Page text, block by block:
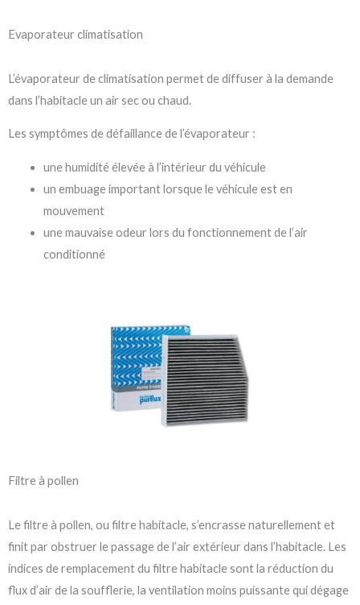
Evaporateur climatisation
L’évaporateur de climatisation permet de diffuser à la demande
dans l’habitacle un air sec ou chaud.
Les symptômes de défaillance de l’évaporateur :
une humidité élevée à l’intérieur du véhicule
un embuage important lorsque le véhicule est en
mouvement
une mauvaise odeur lors du fonctionnement de l’air
conditionné
Filtre à pollen
Le filtre à pollen, ou filtre habitacle, s’encrasse naturellement et
finit par obstruer le passage de l’air extérieur dans l’habitacle. Les
indices de remplacement du filtre habitacle sont la réduction du
flux d’air de la soufflerie, la ventilation moins puissante qui dégage